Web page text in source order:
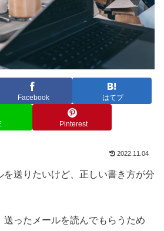
Facebook はてブ
Pinterest
2022.11.04
を送りたいけど、正しい書き方が分
送ったメールを読んでもらうため